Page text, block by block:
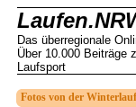
Das überregionale
Über 10.000 Beiträge
Laufsport
Fotos von der